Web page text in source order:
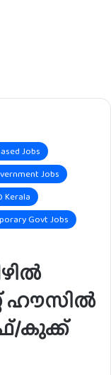
Jobs
Jobs
Kerala
Govt Jobs
ഹൗസിൽ
കുക്ക്